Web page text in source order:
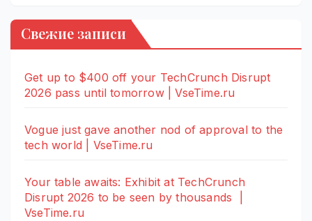
Свежие записи
Get up to $400 off your TechCrunch Disrupt
2026 pass until tomorrow | VseTime.ru
Vogue just gave another nod of approval to the
tech world | VseTime.ru
Your table awaits: Exhibit at TechCrunch
Disrupt 2026 to be seen by thousands |
VseTime.ru